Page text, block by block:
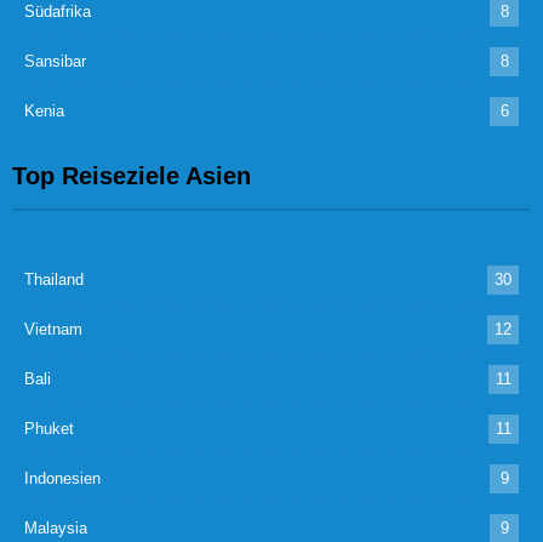
Südafrika 8
Sansibar 8
Kenia 6
Top Reiseziele Asien
Thailand 30
Vietnam 12
Bali 11
Phuket 11
Indonesien 9
Malaysia 9